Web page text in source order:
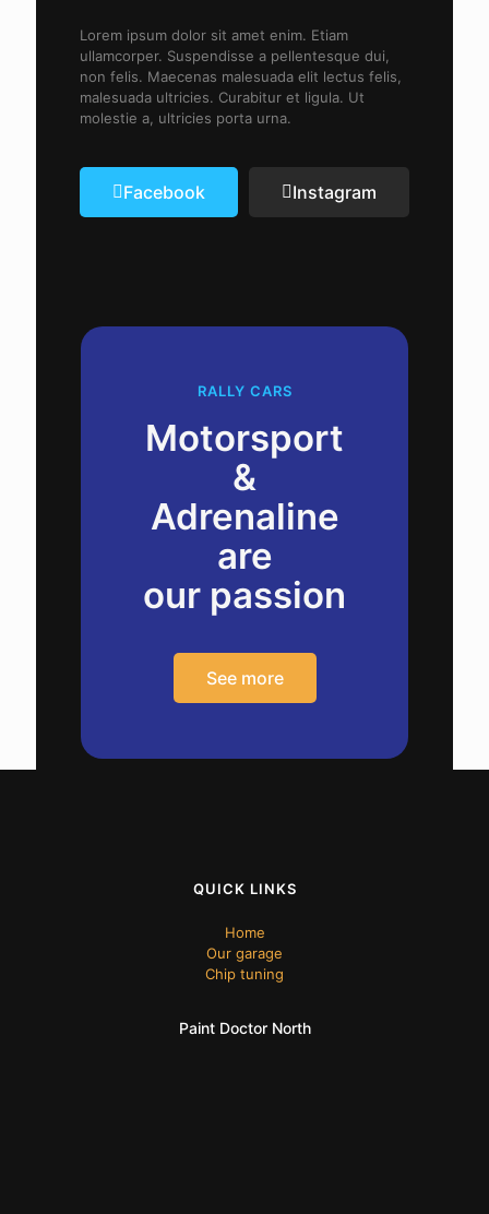
Lorem ipsum dolor sit amet enim. Etiam
ullamcorper. Suspendisse a pellentesque dui,
non felis. Maecenas malesuada elit lectus felis,
malesuada ultricies. Curabitur et ligula. Ut
molestie a, ultricies porta urna.
Facebook Instagram
RALLY CARS
Motorsport
&
Adrenaline
are
our passion
See more
QUICK LINKS
Home
Our garage
Chip tuning
Paint Doctor North